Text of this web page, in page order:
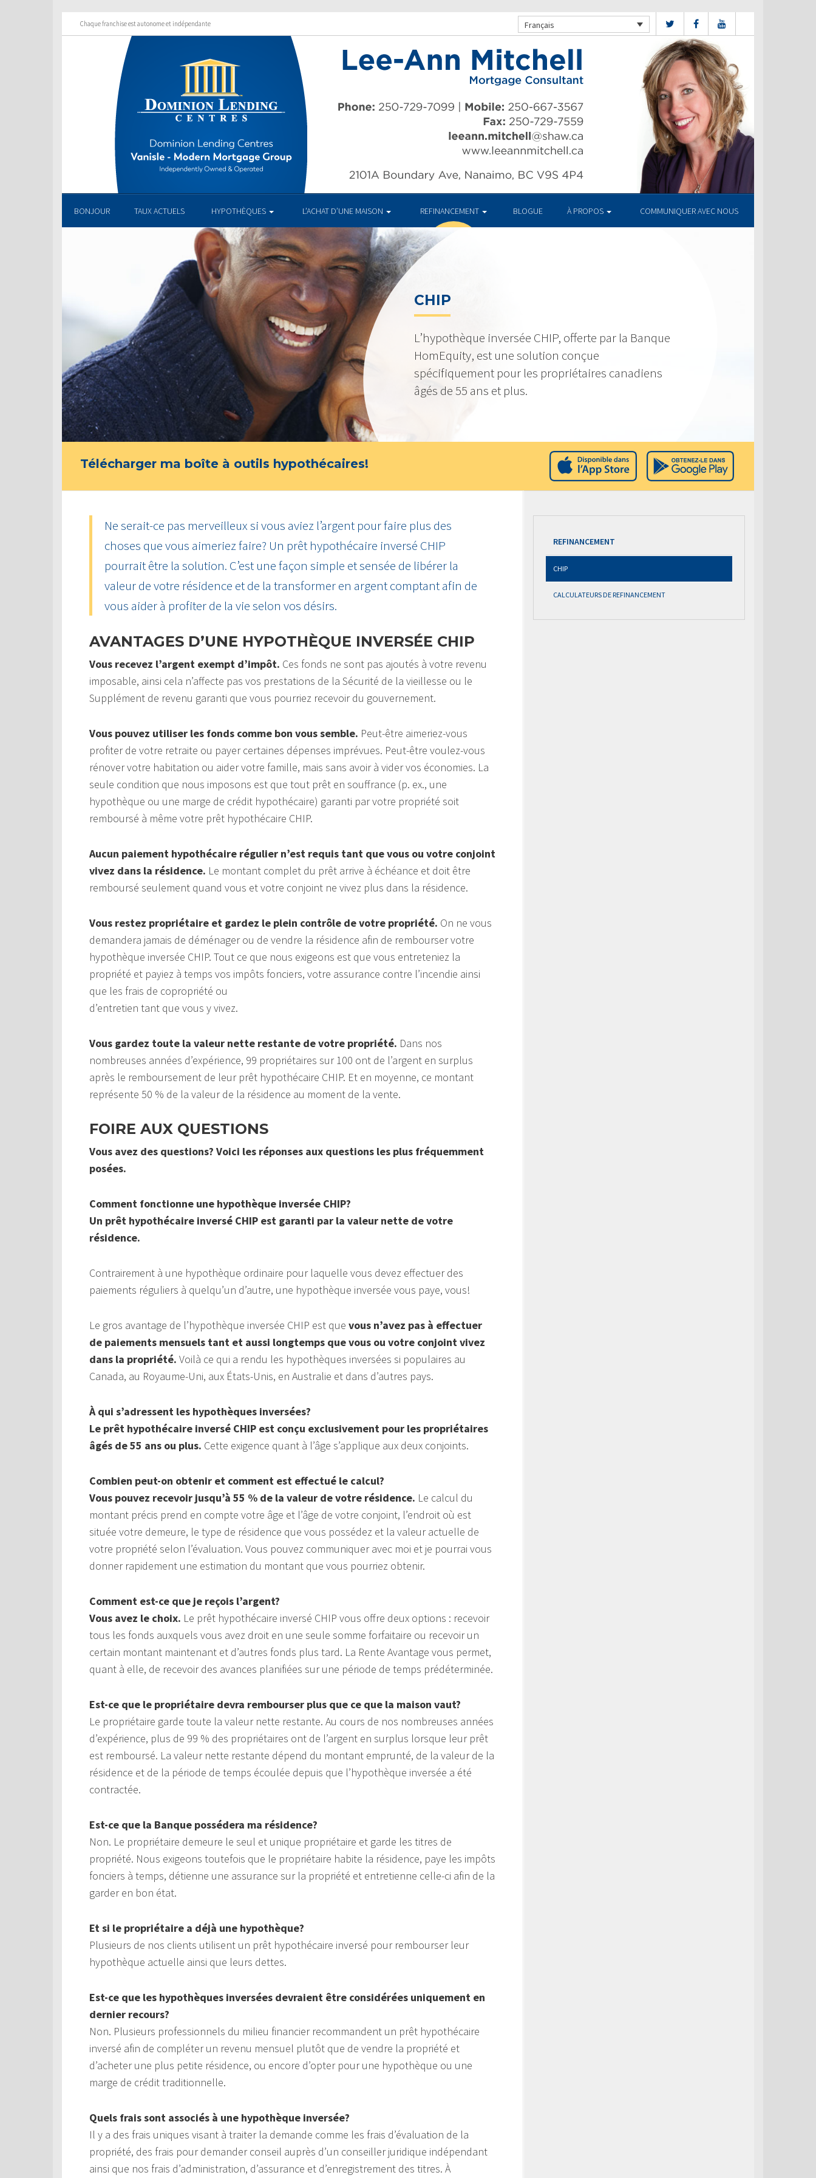
Chaque franchise est autonome et indépendante Français
BONJOUR TAUX ACTUELS HYPOTHÈQUES L’ACHAT D’UNE MAISON REFINANCEMENT BLOGUE À PROPOS COMMUNIQUER AVEC NOUS
CHIP
L’hypothèque inversée CHIP, offerte par la Banque
HomEquity, est une solution conçue
spécifiquement pour les propriétaires canadiens
âgés de 55 ans et plus.
Télécharger ma boîte à outils hypothécaires!
Ne serait-ce pas merveilleux si vous aviez l’argent pour faire plus des
choses que vous aimeriez faire? Un prêt hypothécaire inversé CHIP
pourrait être la solution. C’est une façon simple et sensée de libérer la
valeur de votre résidence et de la transformer en argent comptant afin de
vous aider à profiter de la vie selon vos désirs.
AVANTAGES D’UNE HYPOTHÈQUE INVERSÉE CHIP
Vous recevez l’argent exempt d’impôt. Ces fonds ne sont pas ajoutés à votre revenu
imposable, ainsi cela n’affecte pas vos prestations de la Sécurité de la vieillesse ou le
Supplément de revenu garanti que vous pourriez recevoir du gouvernement.
Vous pouvez utiliser les fonds comme bon vous semble. Peut-être aimeriez-vous
profiter de votre retraite ou payer certaines dépenses imprévues. Peut-être voulez-vous
rénover votre habitation ou aider votre famille, mais sans avoir à vider vos économies. La
seule condition que nous imposons est que tout prêt en souffrance (p. ex., une
hypothèque ou une marge de crédit hypothécaire) garanti par votre propriété soit
remboursé à même votre prêt hypothécaire CHIP.
Aucun paiement hypothécaire régulier n’est requis tant que vous ou votre conjoint
vivez dans la résidence. Le montant complet du prêt arrive à échéance et doit être
remboursé seulement quand vous et votre conjoint ne vivez plus dans la résidence.
Vous restez propriétaire et gardez le plein contrôle de votre propriété. On ne vous
demandera jamais de déménager ou de vendre la résidence afin de rembourser votre
hypothèque inversée CHIP. Tout ce que nous exigeons est que vous entreteniez la
propriété et payiez à temps vos impôts fonciers, votre assurance contre l’incendie ainsi
que les frais de copropriété ou
d’entretien tant que vous y vivez.
Vous gardez toute la valeur nette restante de votre propriété. Dans nos
nombreuses années d’expérience, 99 propriétaires sur 100 ont de l’argent en surplus
après le remboursement de leur prêt hypothécaire CHIP. Et en moyenne, ce montant
représente 50 % de la valeur de la résidence au moment de la vente.
FOIRE AUX QUESTIONS
Vous avez des questions? Voici les réponses aux questions les plus fréquemment
posées.
Comment fonctionne une hypothèque inversée CHIP?
Un prêt hypothécaire inversé CHIP est garanti par la valeur nette de votre
résidence.
Contrairement à une hypothèque ordinaire pour laquelle vous devez effectuer des
paiements réguliers à quelqu’un d’autre, une hypothèque inversée vous paye, vous!
Le gros avantage de l’hypothèque inversée CHIP est que vous n’avez pas à effectuer
de paiements mensuels tant et aussi longtemps que vous ou votre conjoint vivez
dans la propriété. Voilà ce qui a rendu les hypothèques inversées si populaires au
Canada, au Royaume-Uni, aux États-Unis, en Australie et dans d’autres pays.
À qui s’adressent les hypothèques inversées?
Le prêt hypothécaire inversé CHIP est conçu exclusivement pour les propriétaires
âgés de 55 ans ou plus. Cette exigence quant à l’âge s’applique aux deux conjoints.
Combien peut-on obtenir et comment est effectué le calcul?
Vous pouvez recevoir jusqu’à 55 % de la valeur de votre résidence. Le calcul du
montant précis prend en compte votre âge et l’âge de votre conjoint, l’endroit où est
située votre demeure, le type de résidence que vous possédez et la valeur actuelle de
votre propriété selon l’évaluation. Vous pouvez communiquer avec moi et je pourrai vous
donner rapidement une estimation du montant que vous pourriez obtenir.
Comment est-ce que je reçois l’argent?
Vous avez le choix. Le prêt hypothécaire inversé CHIP vous offre deux options : recevoir
tous les fonds auxquels vous avez droit en une seule somme forfaitaire ou recevoir un
certain montant maintenant et d’autres fonds plus tard. La Rente Avantage vous permet,
quant à elle, de recevoir des avances planifiées sur une période de temps prédéterminée.
Est-ce que le propriétaire devra rembourser plus que ce que la maison vaut?
Le propriétaire garde toute la valeur nette restante. Au cours de nos nombreuses années
d’expérience, plus de 99 % des propriétaires ont de l’argent en surplus lorsque leur prêt
est remboursé. La valeur nette restante dépend du montant emprunté, de la valeur de la
résidence et de la période de temps écoulée depuis que l’hypothèque inversée a été
contractée.
Est-ce que la Banque possédera ma résidence?
Non. Le propriétaire demeure le seul et unique propriétaire et garde les titres de
propriété. Nous exigeons toutefois que le propriétaire habite la résidence, paye les impôts
fonciers à temps, détienne une assurance sur la propriété et entretienne celle-ci afin de la
garder en bon état.
Et si le propriétaire a déjà une hypothèque?
Plusieurs de nos clients utilisent un prêt hypothécaire inversé pour rembourser leur
hypothèque actuelle ainsi que leurs dettes.
Est-ce que les hypothèques inversées devraient être considérées uniquement en
dernier recours?
Non. Plusieurs professionnels du milieu financier recommandent un prêt hypothécaire
inversé afin de compléter un revenu mensuel plutôt que de vendre la propriété et
d’acheter une plus petite résidence, ou encore d’opter pour une hypothèque ou une
marge de crédit traditionnelle.
Quels frais sont associés à une hypothèque inversée?
Il y a des frais uniques visant à traiter la demande comme les frais d’évaluation de la
propriété, des frais pour demander conseil auprès d’un conseiller juridique indépendant
ainsi que nos frais d’administration, d’assurance et d’enregistrement des titres. À
REFINANCEMENT
CHIP
CALCULATEURS DE REFINANCEMENT